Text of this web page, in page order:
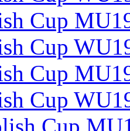
Cup
Cup
Cup
Cup
Cup